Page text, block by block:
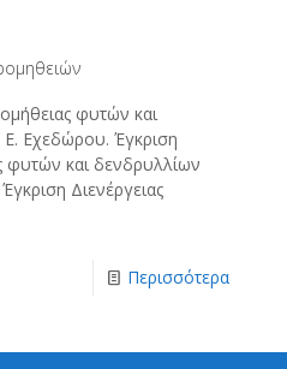
φυτών και
Εχεδώρου. Έγκριση
φυτών και δενδρυλλίων
Διενέργειας
Περισσότερα